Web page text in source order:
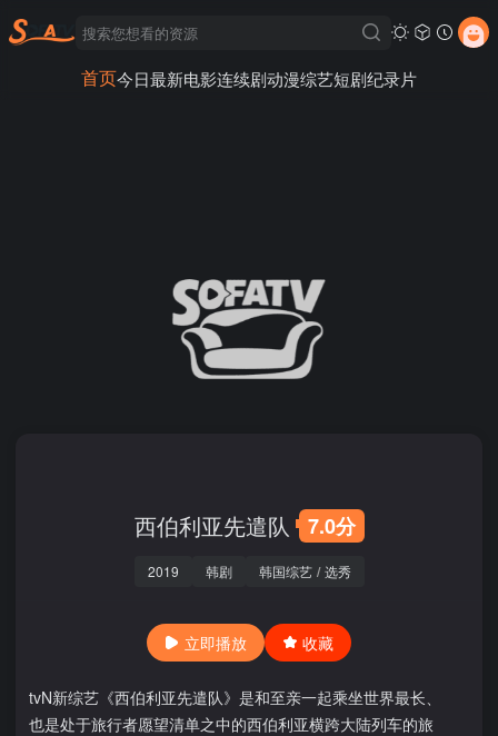
首页今日最新电影连续剧动漫综艺短剧纪录片
西伯利亚先遣队 7.0分
2019 韩剧 韩国综艺 / 选秀
立即播放 收藏
tvN新综艺《西伯利亚先遣队》是和至亲一起乘坐世界最长、
也是处于旅行者愿望清单之中的西伯利亚横跨大陆列车的旅